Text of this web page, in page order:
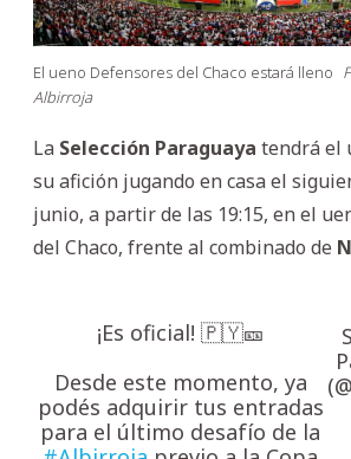
El ueno Defensores del Chaco estará lleno
Albirroja
La Selección Paraguaya tendrá el
su afición jugando en casa el
junio, a partir de las 19:15, en el
del Chaco, frente al combinado de
¡Es oficial! 🇵🇾🎫
Desde este momento, ya
podés adquirir tus entradas
para el último desafío de la